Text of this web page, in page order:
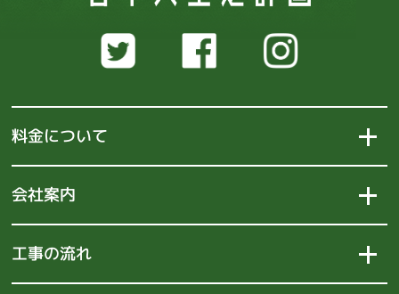
料金について
会社案内
工事の流れ